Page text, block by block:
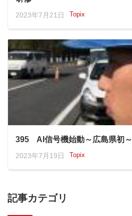
2023年7月21日 Topix
395 AI信号機始動～広島県初～
2023年7月19日 Topix
記事カテゴリ